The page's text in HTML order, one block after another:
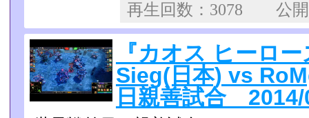
再生回数：3078
『カオス ヒーロ
Sieg(日本) vs
日親善試合 2014/